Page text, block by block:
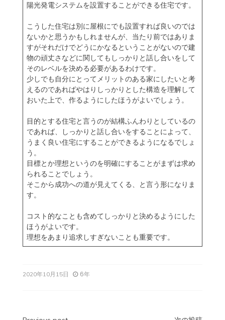
陽光発電システムを設置することができる住宅です。
こうした住宅は別に屋根にでも設置すれば良いのでは
ないかと思うかもしれませんが、当たり前ではありま
すがそれだけでどうにかなるということがないので建
物の頑丈さなどに関してもしっかりと話し合いをして
そのレベルを決める必要があるわけです。
少しでも自分にとってメリットのある家にしたいと考
えるのであればやはりしっかりとした構造を理解して
おいた上で、作るようにしたほうがよいでしょう。
目的とする住宅と言うのが結構ふんわりとしているの
であれば、しっかりと話し合いをすることによって、
うまく良い住宅にすることができるようになるでしょ
う。
目標とか理想というのを明確にすることがまずは求め
られることでしょう。
そこから成功への道が見えてくる、と言う形になりま
す。
コスト的なことも含めてしっかりと決めるようにした
ほうがよいです。
理想をあまり追求しすぎないことも重要です。
2020年10月15日 6年